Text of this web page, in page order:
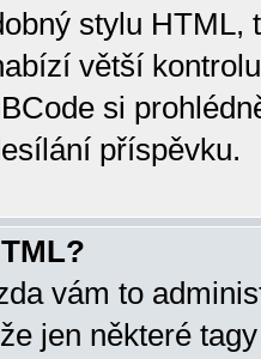
stylu HTML,
větší
si
příspěvku.
vám to
jen některé